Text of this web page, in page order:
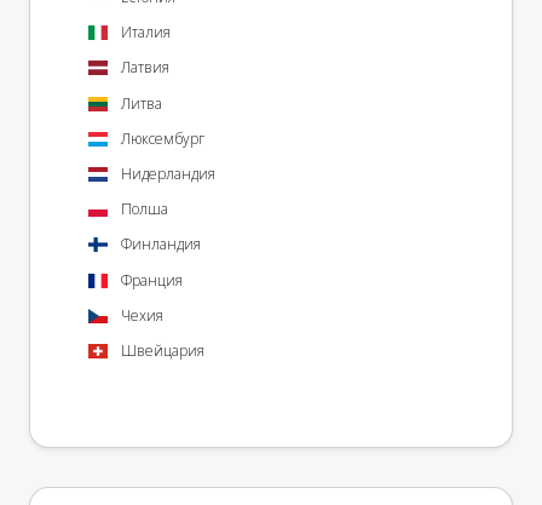
Италия
Латвия
Литва
Люксембург
Нидерландия
Полша
Финландия
Франция
Чехия
Швейцария